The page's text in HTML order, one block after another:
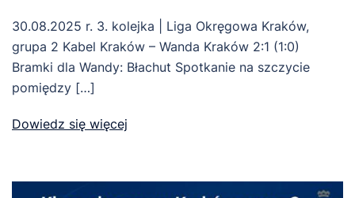
30.08.2025 r. 3. kolejka | Liga Okręgowa Kraków,
grupa 2 Kabel Kraków – Wanda Kraków 2:1 (1:0)
Bramki dla Wandy: Błachut Spotkanie na szczycie
pomiędzy […]
Dowiedz się więcej